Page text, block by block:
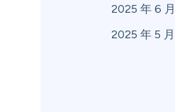
2025 年 6 月
2025 年 5 月